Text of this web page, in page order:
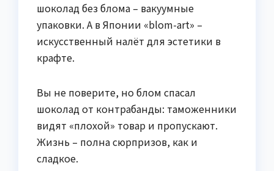
шоколад без блома – вакуумные
упаковки. А в Японии «blom-art» –
искусственный налёт для эстетики в
крафте.
Вы не поверите, но блом спасал
шоколад от контрабанды: таможенники
видят «плохой» товар и пропускают.
Жизнь – полна сюрпризов, как и
сладкое.